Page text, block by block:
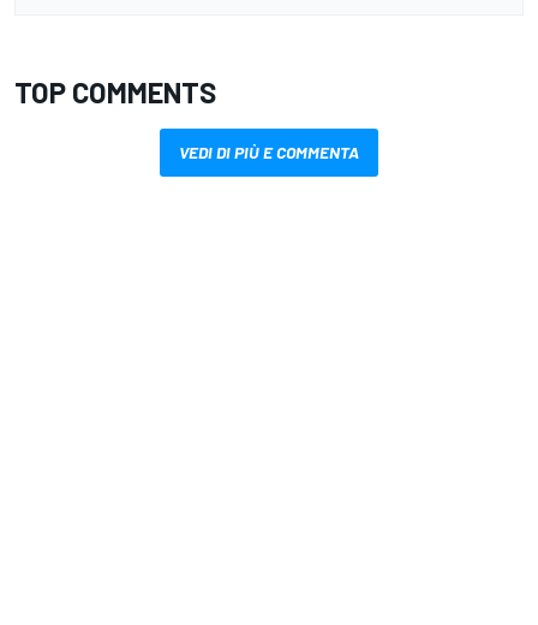
TOP COMMENTS
VEDI DI PIÙ E COMMENTA